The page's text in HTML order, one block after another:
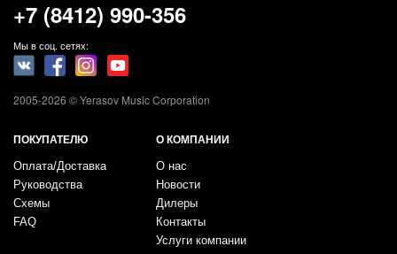
+7 (8412) 990-356
Мы в соц. сетях:
2005-2026 © Yerasov Music Corporation
ПОКУПАТЕЛЮ
Оплата/Доставка
Руководства
Схемы
FAQ
О КОМПАНИИ
О нас
Новости
Дилеры
Контакты
Услуги компании